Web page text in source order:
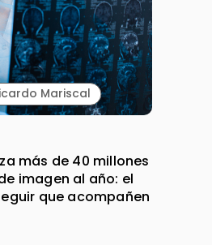
Mariscal
más de 40 millones
imagen al año: el
que acompañen